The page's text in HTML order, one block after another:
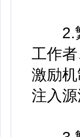
2.繁
工作
激励
注入